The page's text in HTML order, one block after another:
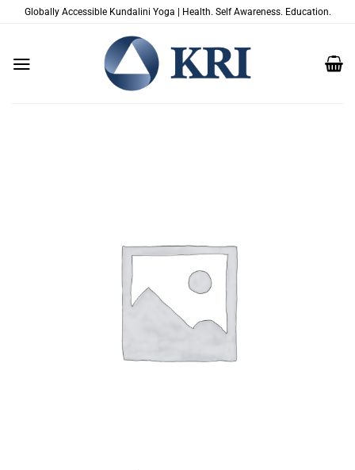
PasserGlobally Accessible Kundalini Yoga | Health. Self Awareness. Education.